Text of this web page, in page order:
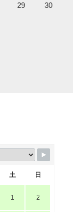
29 30
土 日
1 2